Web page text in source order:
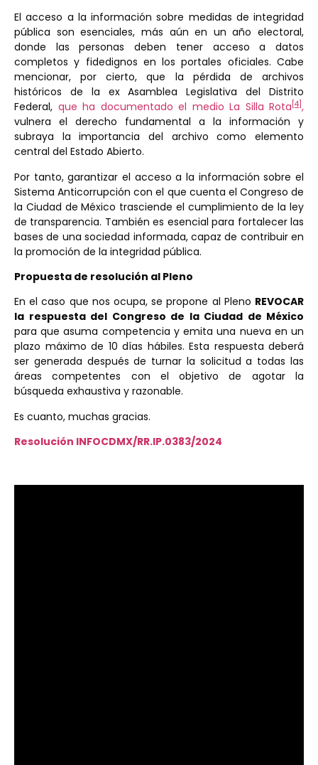
El acceso a la información sobre medidas de integridad
pública son esenciales, más aún en un año electoral,
donde las personas deben tener acceso a datos
completos y fidedignos en los portales oficiales. Cabe
mencionar, por cierto, que la pérdida de archivos
históricos de la ex Asamblea Legislativa del Distrito
Federal, que ha documentado el medio La Silla Rota [4] ,
vulnera el derecho fundamental a la información y
subraya la importancia del archivo como elemento
central del Estado Abierto.
Por tanto, garantizar el acceso a la información sobre el
Sistema Anticorrupción con el que cuenta el Congreso de
la Ciudad de México trasciende el cumplimiento de la ley
de transparencia. También es esencial para fortalecer las
bases de una sociedad informada, capaz de contribuir en
la promoción de la integridad pública.
Propuesta de resolución al Pleno
En el caso que nos ocupa, se propone al Pleno REVOCAR
la respuesta del Congreso de la Ciudad de México
para que asuma competencia y emita una nueva en un
plazo máximo de 10 días hábiles. Esta respuesta deberá
ser generada después de turnar la solicitud a todas las
áreas competentes con el objetivo de agotar la
búsqueda exhaustiva y razonable.
Es cuanto, muchas gracias.
Resolución INFOCDMX/RR.IP.0383/2024